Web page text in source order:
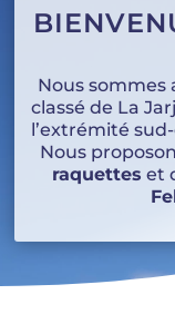
Nous
classé de La
l’extrémité
Nous
raquettes et